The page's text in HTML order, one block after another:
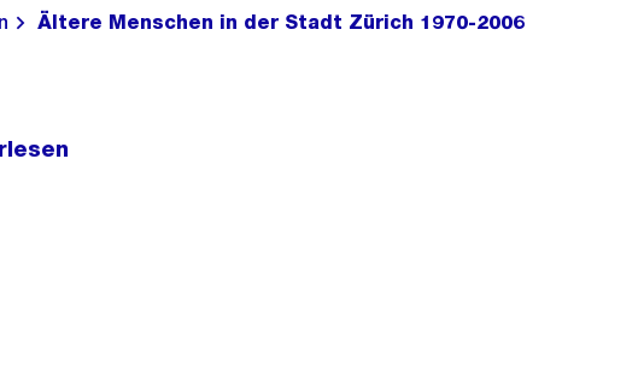
Ältere Menschen in der Stadt Zürich 1970-2006